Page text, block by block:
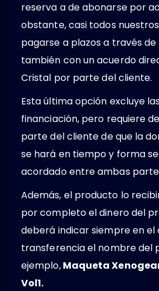
reserva a de abonarse por
obstante, casi todos
pagarse a plazos a través
también con un acuerdo
Cristal por parte del cliente.
Esta última opción excluye
financiación, pero requiere
parte del cliente de que la
se hará en tiempo y forma
acordado entre ambas
Además, el producto lo
por completo el dinero del
deberá indicar siempre en
transferencia el nombre del
ejemplo,Maqueta
Vol1.